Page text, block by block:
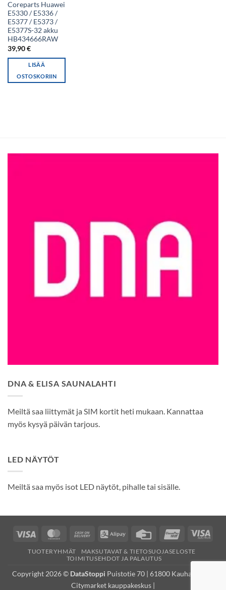
Coreparts Huawei
E5330 / E5336 /
E5377 / E5373 /
E5377S-32 akku
HB434666RAW
39,90€
LISÄÄ
OSTOSKORIIN
DNA & ELISA SAUNALAHTI
Meiltä saa liittymät ja SIM kortit heti mukaan. Kannattaa
myös kysyä päivän tarjous.
LED NÄYTÖT
Meiltä saa myös isot LED näytöt, pihalle tai sisälle.
Visa MasterCardCash
Delivery
Alipay
Credit
UnionPayVisa
TUOTERYHMÄT
MAKSUTAVAT & TIETOSUOJASELOSTE
TOIMITUSEHDOT JA PALAUTUS
Copyright 2026 © DataStoppi Puistotie 70 | 61800 Kauhajoki (K-
Citymarket kauppakeskus |